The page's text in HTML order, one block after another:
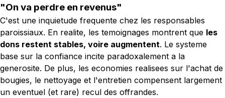
"On va perdre en revenus"
C'est une inquietude frequente chez les responsables
paroissiaux. En realite, les temoignages montrent que les
dons restent stables, voire augmentent. Le systeme
base sur la confiance incite paradoxalement a la
generosite. De plus, les economies realisees sur l'achat de
bougies, le nettoyage et l'entretien compensent largement
un eventuel (et rare) recul des offrandes.